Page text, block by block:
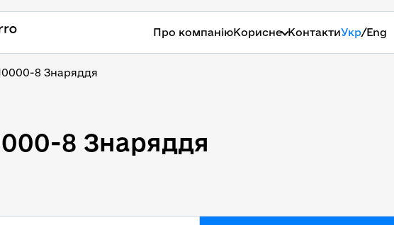
Про компаніюКорисне КонтактиУкр/Eng
8 Знаряддя
8 Знаряддя
8 Знаряддя